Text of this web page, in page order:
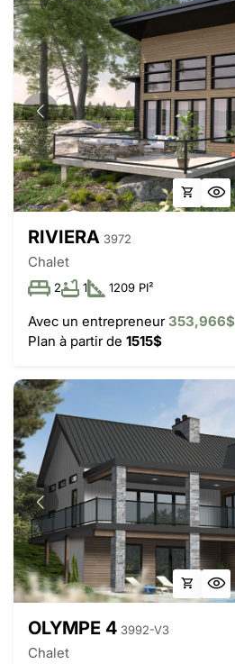
RIVIERA 3972
Chalet
2 1 1209 PI²
Avec un entrepreneur353,966$
Plan à partir de 1515$
OLYMPE 4 3992-V3
Chalet